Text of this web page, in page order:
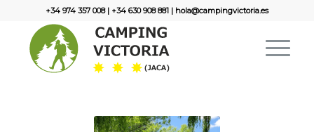
+34 974 357 008| +34 630 908 881| hola@campingvictoria.es